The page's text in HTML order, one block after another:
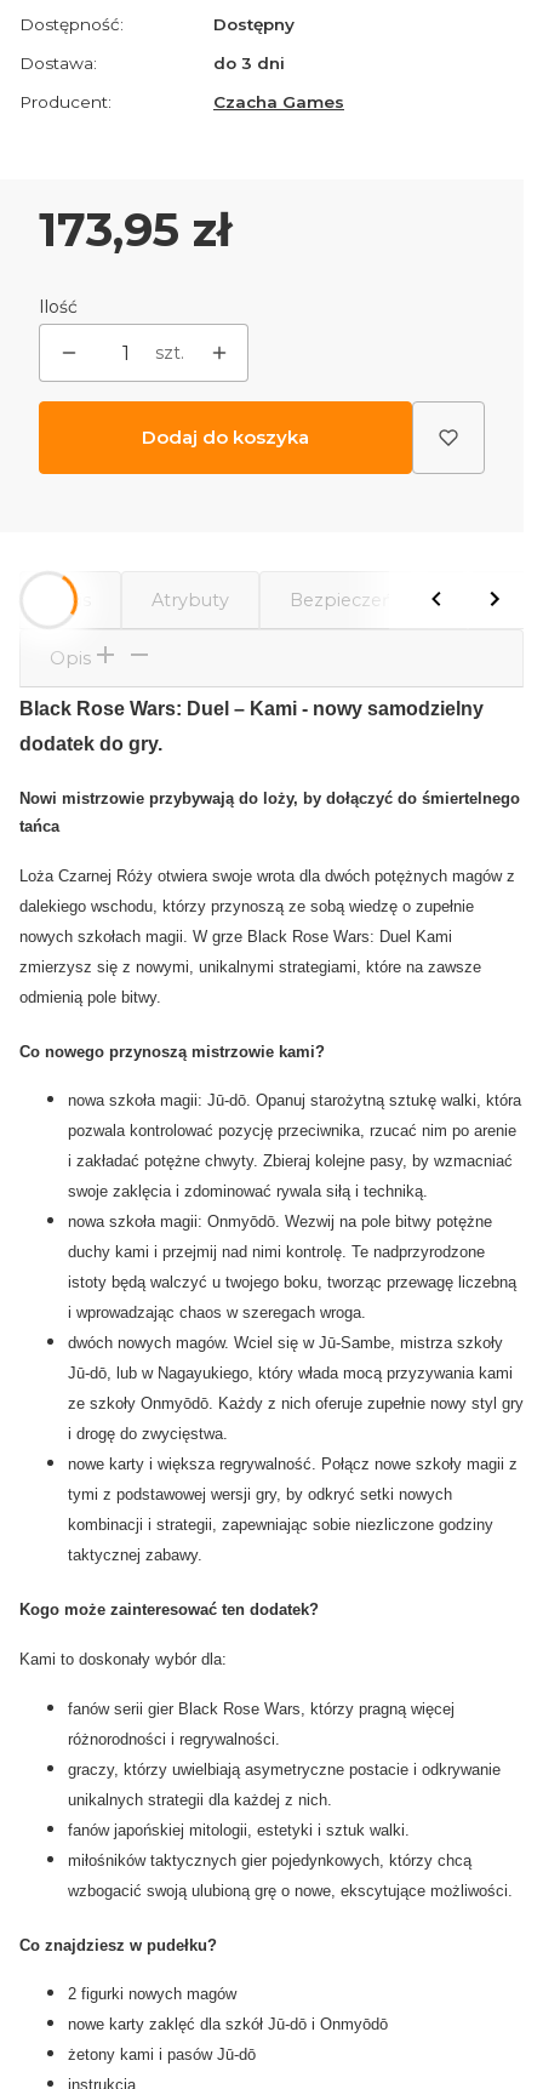
Dostępność:
Dostępny
Dostawa:
do 3 dni
Producent:
Czacha Games
Cena
173,95 zł
Ilość
szt.
Dodaj do koszyka
Opis Atrybuty Bezpieczeństwo
Opis
Black Rose Wars: Duel – Kami - nowy samodzielny
dodatek do gry.
Nowi mistrzowie przybywają do loży, by dołączyć do śmiertelnego
tańca
Loża Czarnej Róży otwiera swoje wrota dla dwóch potężnych magów z
dalekiego wschodu, którzy przynoszą ze sobą wiedzę o zupełnie
nowych szkołach magii. W grze Black Rose Wars: Duel Kami
zmierzysz się z nowymi, unikalnymi strategiami, które na zawsze
odmienią pole bitwy.
Co nowego przynoszą mistrzowie kami?
nowa szkoła magii: Jū-dō. Opanuj starożytną sztukę walki, która
pozwala kontrolować pozycję przeciwnika, rzucać nim po arenie
i zakładać potężne chwyty. Zbieraj kolejne pasy, by wzmacniać
swoje zaklęcia i zdominować rywala siłą i techniką.
nowa szkoła magii: Onmyōdō. Wezwij na pole bitwy potężne
duchy kami i przejmij nad nimi kontrolę. Te nadprzyrodzone
istoty będą walczyć u twojego boku, tworząc przewagę liczebną
i wprowadzając chaos w szeregach wroga.
dwóch nowych magów. Wciel się w Jū-Sambe, mistrza szkoły
Jū-dō, lub w Nagayukiego, który włada mocą przyzywania kami
ze szkoły Onmyōdō. Każdy z nich oferuje zupełnie nowy styl gry
i drogę do zwycięstwa.
nowe karty i większa regrywalność. Połącz nowe szkoły magii z
tymi z podstawowej wersji gry, by odkryć setki nowych
kombinacji i strategii, zapewniając sobie niezliczone godziny
taktycznej zabawy.
Kogo może zainteresować ten dodatek?
Kami to doskonały wybór dla:
fanów serii gier Black Rose Wars, którzy pragną więcej
różnorodności i regrywalności.
graczy, którzy uwielbiają asymetryczne postacie i odkrywanie
unikalnych strategii dla każdej z nich.
fanów japońskiej mitologii, estetyki i sztuk walki.
miłośników taktycznych gier pojedynkowych, którzy chcą
wzbogacić swoją ulubioną grę o nowe, ekscytujące możliwości.
Co znajdziesz w pudełku?
2 figurki nowych magów
nowe karty zaklęć dla szkół Jū-dō i Onmyōdō
żetony kami i pasów Jū-dō
instrukcja